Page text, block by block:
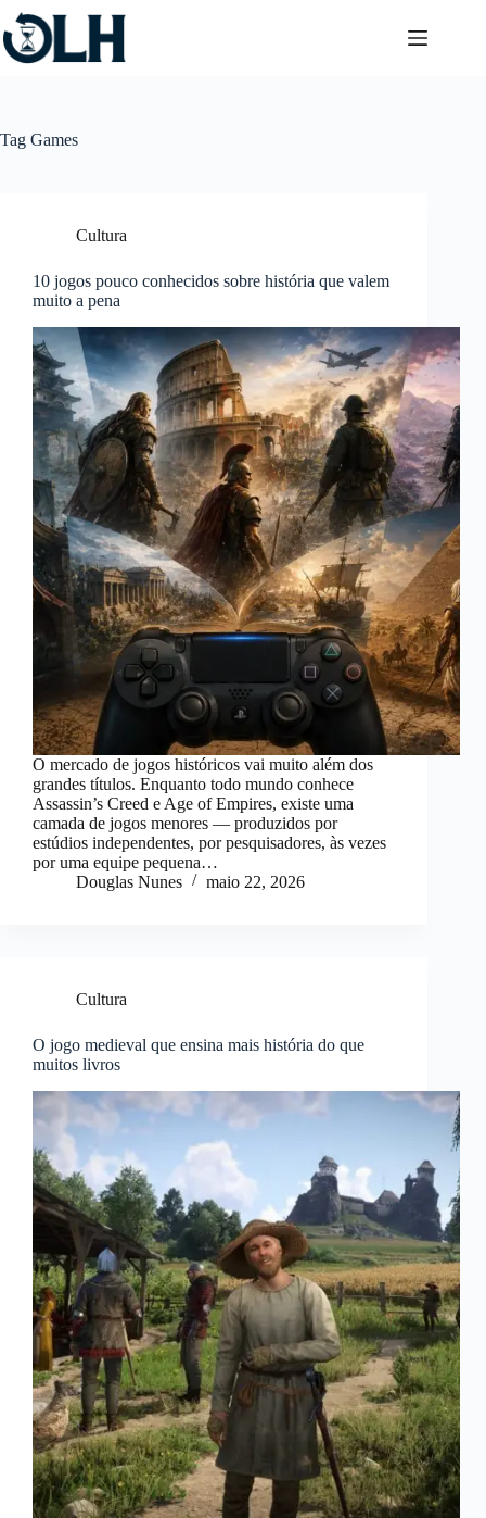
Pular
para
o
conteúdo
Tag Games
Cultura
10 jogos pouco conhecidos sobre história que valem
muito a pena
O mercado de jogos históricos vai muito além dos
grandes títulos. Enquanto todo mundo conhece
Assassin’s Creed e Age of Empires, existe uma
camada de jogos menores — produzidos por
estúdios independentes, por pesquisadores, às vezes
por uma equipe pequena…
Douglas Nunes
maio 22, 2026
Cultura
O jogo medieval que ensina mais história do que
muitos livros